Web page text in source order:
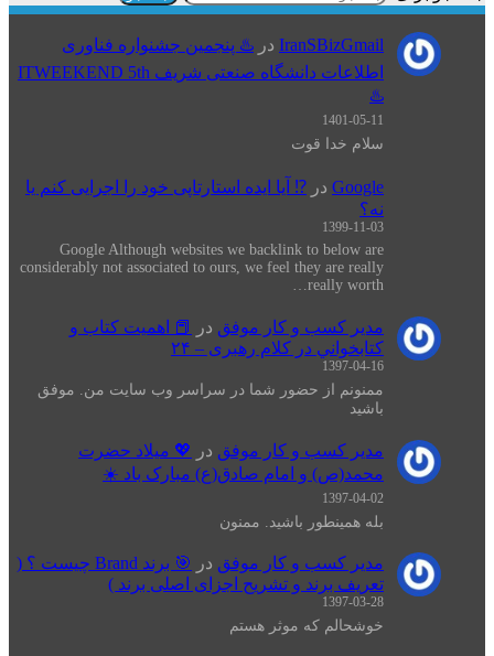
IranSBizGmail در ♨️ پنجمین جشنواره فناوری
اطلاعات دانشگاه صنعتی شریف ITWEEKEND 5th
♨️
1401-05-11
سلام خدا قوت
Google در ⁉️ آیا ایده استارتاپی خود را اجرایی کنم یا
نه؟
1399-11-03
Google Although websites we backlink to below are
considerably not associated to ours, we feel they are really
really worth…
مدیر کسب و کار موفق در
📕 اهميت كتاب و
كتابخواني در كلام رهبری – ۲۴
1397-04-16
ممنونم از حضور شما در سراسر وب سایت من. موفق
باشید
مدیر کسب و کار موفق در
💖 میلاد حضرت
محمد(ص) و امام صادق(ع) مبارک باد ☀️
1397-04-02
بله همینطور باشید. ممنون
مدیر کسب و کار موفق در
🎯 برند Brand چیست ؟ (
تعریف برند و تشریح اجزای اصلی برند )
1397-03-28
خوشحالم که موثر هستم